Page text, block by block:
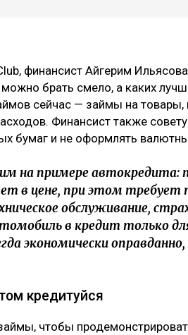
финансист Айгерим
брать смело, а каких
сейчас — займы на
Финансист также
бумаг и не оформлять
на примере автокредита:
в цене, при этом требует
обслуживание,
в кредит только
экономически
кредитуйся
чтобы